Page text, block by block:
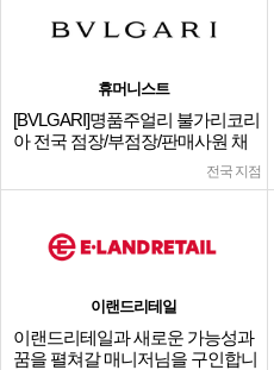
휴머니스트
[BVLGARI]명품주얼리 불가리코리
아 전국 점장/부점장/판매사원 채
전국 지점
이랜드리테일
이랜드리테일과 새로운 가능성과
꿈을 펼쳐갈 매니저님을 구인합니